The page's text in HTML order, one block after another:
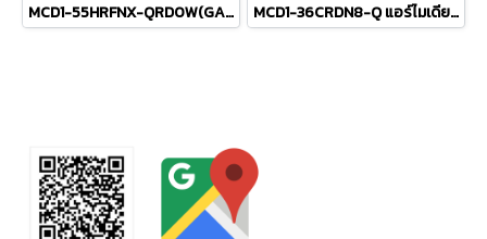
MCD1-55HRFNX-QRD0W(GA) แอร์ไมเดีย MIDEA แบบฝังฝ้าเพดาน 4ทิศทาง รุ่น MCD1 Cassette Inverter R-32 ขนาด 52,000BTU(21000~59800) #5 ระบบไฟ 380V รีโมทไร้สาย 2026 (เฉพาะเครื่อง) MCD1-36CRDN8-Q แอร์ไมเดีย MIDEA แบบฝังฝ้าเพดาน 4ทิศทาง รุ่น MCD1 Cassette Inverter R-32 ขนาด 36,000BTU(14500~41000) #5⭐ รีโมทไร้สาย 2026 (เฉพาะเครื่อง)